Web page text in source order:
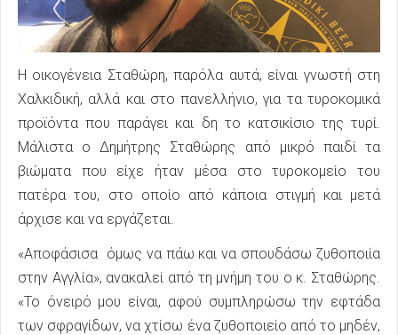
Η οικογένεια Σταθώρη, παρόλα αυτά, είναι γνωστή στη
Χαλκιδική, αλλά και στο πανελλήνιο, για τα τυροκομικά
προϊόντα που παράγει και δη το κατσικίσιο της τυρί.
Μάλιστα ο Δημήτρης Σταθώρης από μικρό παιδί τα
βιώματα που είχε ήταν μέσα στο τυροκομείο του
πατέρα του, στο οποίο από κάποια στιγμή και μετά
άρχισε και να εργάζεται.
«Αποφάσισα όμως να πάω και να σπουδάσω ζυθοποιία
στην Αγγλία», ανακαλεί από τη μνήμη του ο κ. Σταθώρης.
«Το όνειρό μου είναι, αφού συμπληρώσω την εφτάδα
των σφραγίδων, να χτίσω ένα ζυθοποιείο από το μηδέν,